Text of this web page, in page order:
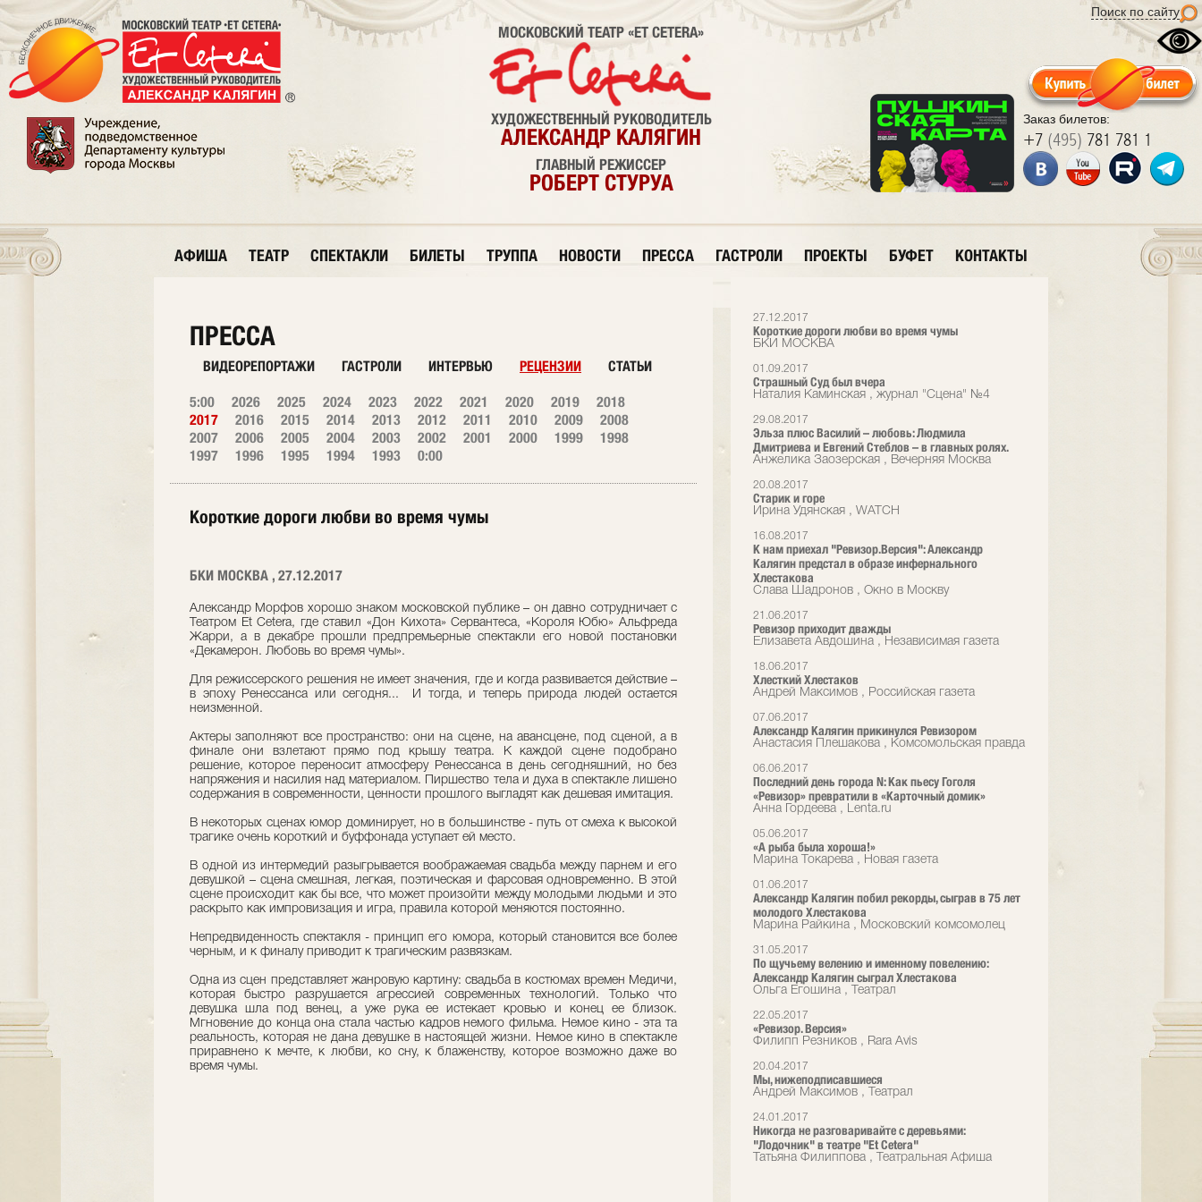
Поиск по сайту
Заказ билетов:
+7 (495) 781 781 1
МОСКОВСКИЙ ТЕАТР «ET CETERA»
ХУДОЖЕСТВЕННЫЙ РУКОВОДИТЕЛЬ
АЛЕКСАНДР КАЛЯГИН
ГЛАВНЫЙ РЕЖИССЕР
РОБЕРТ СТУРУА
АФИША ТЕАТР СПЕКТАКЛИ БИЛЕТЫ ТРУППА НОВОСТИ ПРЕССА ГАСТРОЛИ ПРОЕКТЫ БУФЕТ КОНТАКТЫ
27.12.2017
Короткие дороги любви во время чумы
БКИ МОСКВА
01.09.2017
Страшный Суд был вчера
Наталия Каминская , журнал "Сцена" №4
29.08.2017
Эльза плюс Василий – любовь: Людмила
Дмитриева и Евгений Стеблов – в главных ролях.
Анжелика Заозерская , Вечерняя Москва
20.08.2017
Старик и горе
Ирина Удянская , WATCH
16.08.2017
К нам приехал "Ревизор.Версия": Александр
Калягин предстал в образе инфернального
Хлестакова
Слава Шадронов , Окно в Москву
21.06.2017
Ревизор приходит дважды
Елизавета Авдошина , Независимая газета
18.06.2017
Хлесткий Хлестаков
Андрей Максимов , Российская газета
07.06.2017
Александр Калягин прикинулся Ревизором
Анастасия Плешакова , Комсомольская правда
06.06.2017
Последний день города N: Как пьесу Гоголя
«Ревизор» превратили в «Карточный домик»
Анна Гордеева , Lenta.ru
05.06.2017
«А рыба была хороша!»
Марина Токарева , Новая газета
01.06.2017
Александр Калягин побил рекорды, сыграв в 75 лет
молодого Хлестакова
Марина Райкина , Московский комсомолец
31.05.2017
По щучьему велению и именному повелению:
Александр Калягин сыграл Хлестакова
Ольга Егошина , Театрал
22.05.2017
«Ревизор. Версия»
Филипп Резников , Rara Avis
20.04.2017
Мы, нижеподписавшиеся
Андрей Максимов , Театрал
24.01.2017
Никогда не разговаривайте с деревьями:
"Лодочник" в театре "Et Cetera"
Татьяна Филиппова , Театральная Афиша
ПРЕССА
ВИДЕОРЕПОРТАЖИ ГАСТРОЛИ ИНТЕРВЬЮ РЕЦЕНЗИИ СТАТЬИ
5:00 2026 2025 2024 2023 2022 2021 2020 2019
2018
2017
2016 2015 2014 2013 2012 2011 2010 2009
2008
2007
2006 2005 2004 2003 2002 2001 2000 1999
1998
1997
1996 1995 1994 1993 0:00
Короткие дороги любви во время чумы
БКИ МОСКВА , 27.12.2017
Александр Морфов хорошо знаком московской публике – он давно сотрудничает с
Театром Et Cetera, где ставил «Дон Кихота» Сервантеса, «Короля Юбю» Альфреда
Жарри, а в декабре прошли предпремьерные спектакли его новой постановки
«Декамерон. Любовь во время чумы».
Для режиссерского решения не имеет значения, где и когда развивается действие –
в эпоху Ренессанса или сегодня... И тогда, и теперь природа людей остается
неизменной.
Актеры заполняют все пространство: они на сцене, на авансцене, под сценой, а в
финале они взлетают прямо под крышу театра. К каждой сцене подобрано
решение, которое переносит атмосферу Ренессанса в день сегодняшний, но без
напряжения и насилия над материалом. Пиршество тела и духа в спектакле лишено
содержания в современности, ценности прошлого выгладят как дешевая имитация.
В некоторых сценах юмор доминирует, но в большинстве - путь от смеха к высокой
трагике очень короткий и буффонада уступает ей место.
В одной из интермедий разыгрывается воображаемая свадьба между парнем и его
девушкой – сцена смешная, легкая, поэтическая и фарсовая одновременно. В этой
сцене происходит как бы все, что может произойти между молодыми людьми и это
раскрыто как импровизация и игра, правила которой меняются постоянно.
Непредвиденность спектакля - принцип его юмора, который становится все более
черным, и к финалу приводит к трагическим развязкам.
Одна из сцен представляет жанровую картину: свадьба в костюмах времен Медичи,
которая быстро разрушается агрессией современных технологий. Только что
девушка шла под венец, а уже рука ее истекает кровью и конец ее близок.
Мгновение до конца она стала частью кадров немого фильма. Немое кино - эта та
реальность, которая не дана девушке в настоящей жизни. Немое кино в спектакле
приравнено к мечте, к любви, ко сну, к блаженству, которое возможно даже во
время чумы.